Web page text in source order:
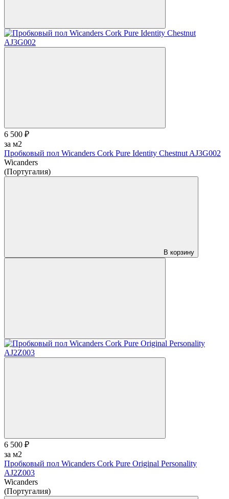
6 500 ₽
за м2
Пробковый пол Wicanders Cork Pure Identity Chestnut AJ3G002
Wicanders
(Португалия)
В корзину
6 500 ₽
за м2
Пробковый пол Wicanders Cork Pure Original Personality
AJ2Z003
Wicanders
(Португалия)